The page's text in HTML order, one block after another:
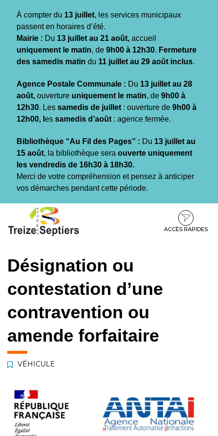
À compter du 13 juillet, les services municipaux
passent en horaires d’été.
Mairie : Du 13 juillet au 21 août, accueil
uniquement le matin, de 9h00 à 12h30. Fermeture
des samedis matin du 11 juillet au 29 août inclus.
Agence Postale Communale : Du 13 juillet au 28
août, ouverture uniquement le matin, de 9h00 à
12h30. Les samedis de juillet : ouverture de 9h00 à
12h00, l es samedis d’août : agence fermée.
Bibliothèque “Au Fil des Pages” : Du 13 juillet au
15 août, la bibliothèque sera ouverte uniquement
les vendredis de 16h30 à 18h30.
Merci de votre compréhension et pensez à anticiper
vos démarches pendant cette période.
contenu
pied
ACCÈS RAPIDES
Désignation ou
contestation d’une
contravention ou
amende forfaitaire
VÉHICULE